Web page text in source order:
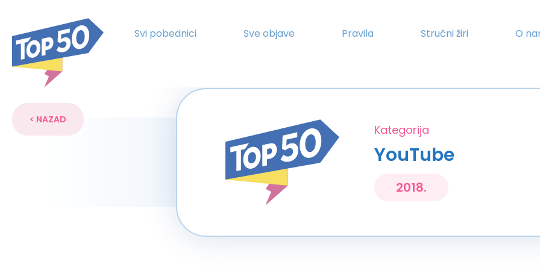
Svi pobednici Sve objave Pravila Stručni žiri O
< NAZAD
Kategorija
YouTube
2018.